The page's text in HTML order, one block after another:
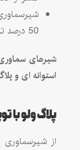
50 درصد تریم است.
شیرهای سماوری
استوانه ای و
پلاگ ولو با
از